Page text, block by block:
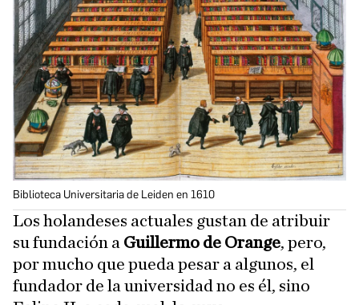
Biblioteca Universitaria de Leiden en 1610
Los holandeses actuales gustan de atribuir
su fundación a Guillermo de Orange, pero,
por mucho que pueda pesar a algunos, el
fundador de la universidad no es él, sino